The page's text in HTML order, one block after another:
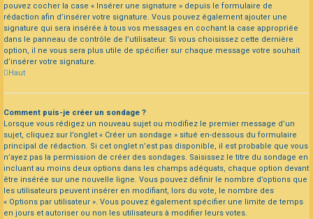
pouvez cocher la case « Insérer une signature » depuis le formulaire de
rédaction afin d’insérer votre signature. Vous pouvez également ajouter une
signature qui sera insérée à tous vos messages en cochant la case appropriée
dans le panneau de contrôle de l’utilisateur. Si vous choisissez cette dernière
option, il ne vous sera plus utile de spécifier sur chaque message votre souhait
d’insérer votre signature.
Haut
Comment puis-je créer un sondage ?
Lorsque vous rédigez un nouveau sujet ou modifiez le premier message d’un
sujet, cliquez sur l’onglet « Créer un sondage » situé en-dessous du formulaire
principal de rédaction. Si cet onglet n’est pas disponible, il est probable que vous
n’ayez pas la permission de créer des sondages. Saisissez le titre du sondage en
incluant au moins deux options dans les champs adéquats, chaque option devant
être insérée sur une nouvelle ligne. Vous pouvez définir le nombre d’options que
les utilisateurs peuvent insérer en modifiant, lors du vote, le nombre des
« Options par utilisateur ». Vous pouvez également spécifier une limite de temps
en jours et autoriser ou non les utilisateurs à modifier leurs votes.